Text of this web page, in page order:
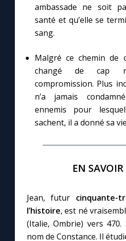
ambassade ne soit
santé et qu’elle se
sang.
Malgré ce chemin de
changé de cap
compromission. Plus
n’a jamais
ennemis pour
sachent, il a donné sa
EN
Jean, futur cinquante-
l’histoire, est né
(Italie, Ombrie) vers
nom de Constance. Il